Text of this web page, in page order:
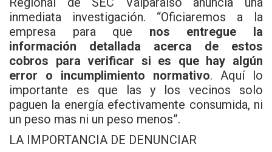
inmediata investigación. “Oficiaremos a la
empresa para que nos entregue la
información detallada acerca de estos
cobros para verificar si es que hay algún
error o incumplimiento normativo. Aquí lo
importante es que las y los vecinos solo
paguen la energía efectivamente consumida, ni
un peso mas ni un peso menos”.
LA IMPORTANCIA DE DENUNCIAR